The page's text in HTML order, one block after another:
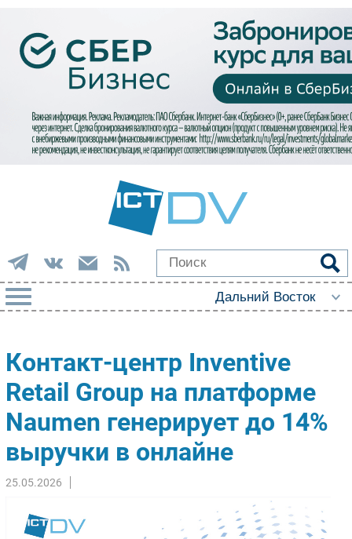
Импорто­замещение
Автоматизация Промышленности
Интернет
Фиксированная связь
Интеграция
Маркетинг
Контакт-центр Inventive
Retail Group на платформе
Naumen генерирует до 14%
выручки в онлайне
25.05.2026